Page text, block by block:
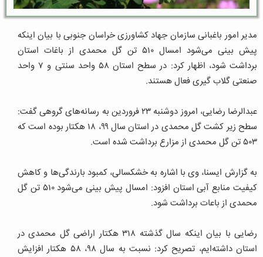
مدیر امور باغبانی سازمان جهاد کشاورزی خراسان جنوبی با بیان اینکه
پیش بینی می‌شود امسال ۵۱۰ تن گل محمدی از باغات استان
برداشت شود، اظهار کرد: در سطح استان ۵۸ واحد سنتی و ۷ واحد
صنعتی گلاب گیری فعال هستند.
عبدالرضا رضایی، امروز دوشنبه ۲۳ فروردین به رسانه‌های گروهی گفت:
سطح زیر کشت گل محمدی در استان سال ۹۹، ۱۸ هکتار بوده است که
۵۰۳ تن گل محمدی از مزارع برداشت شده است.
به گزارش ایسنا، وی با اشاره به خشکسالی، کمبود بارندگی‌ها و کاهش
کیفیت منابع آبی استان افزود: امسال پیش بینی می‌شود ۵۱۰ تن گل
محمدی از باعات برداشت شود.
رضایی با بیان اینکه سال گذشته ۳۱۸ هکتار اراضی گل محمدی در
استان داشته‌ایم، تصریح کرد: نسبت به سال ۹۸، ۵۸ هکتار افزایش